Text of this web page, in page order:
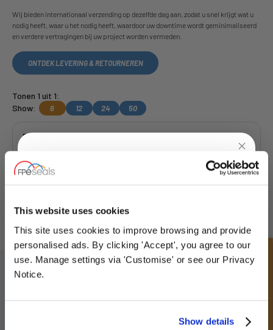
This website uses cookies
This site uses cookies to improve browsing and provide
personalised ads. By clicking 'Accept', you agree to our
use. Manage settings via 'Customise' or see our Privacy
Notice.
Show details
Wij bieden internationaal verzending op dezelfde dag aan, zodat u snel krijgt wat u
nodig heeft, waar u het nodig heeft, waardoor uw downtime wordt geminimaliseerd
en verdere vertragingen bij uw project worden vermeden.
ONTDEK LEVERING & RETOURNEREN
Tonen 1 uit 1:
Show:
6 12 24 50
DR202
Gratis collectiebeschikbaar, OF kies
volgende dag geleverd.
SCHRIJF JE IN VOOR ONZE NIEUWSBRIEF Snel onderzoek
UNLOCK10% OFF
YOURFIRST ORDER
Sign up for special offers and exclusive
deals